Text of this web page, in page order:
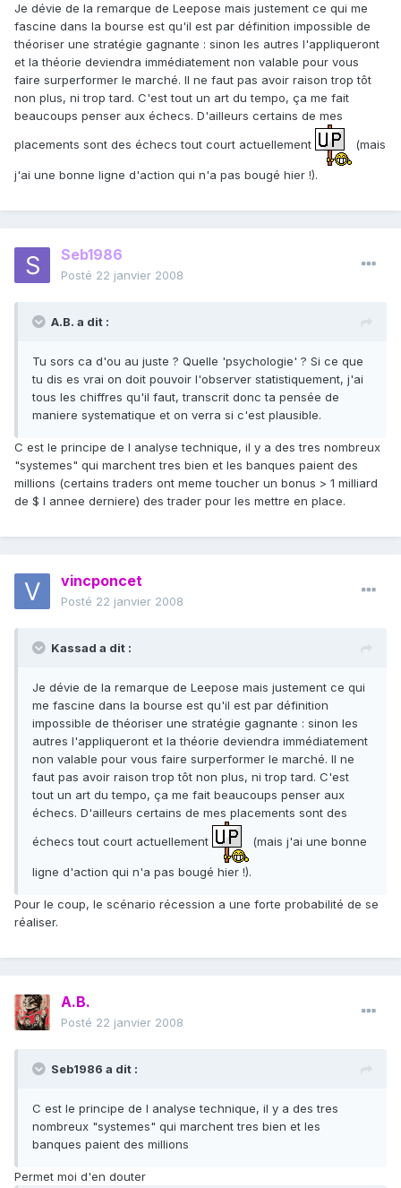
Je dévie de la remarque de Leepose mais justement ce qui me
fascine dans la bourse est qu'il est par définition impossible de
théoriser une stratégie gagnante : sinon les autres l'appliqueront
et la théorie deviendra immédiatement non valable pour vous
faire surperformer le marché. Il ne faut pas avoir raison trop tôt
non plus, ni trop tard. C'est tout un art du tempo, ça me fait
beaucoups penser aux échecs. D'ailleurs certains de mes
placements sont des échecs tout court actuellement
(mais
j'ai une bonne ligne d'action qui n'a pas bougé hier !).
Seb1986
Posté 22 janvier 2008
A.B. a dit :
Tu sors ca d'ou au juste ? Quelle 'psychologie' ? Si ce que
tu dis es vrai on doit pouvoir l'observer statistiquement, j'ai
tous les chiffres qu'il faut, transcrit donc ta pensée de
maniere systematique et on verra si c'est plausible.
C est le principe de l analyse technique, il y a des tres nombreux
"systemes" qui marchent tres bien et les banques paient des
millions (certains traders ont meme toucher un bonus > 1 milliard
de $ l annee derniere) des trader pour les mettre en place.
vincponcet
Posté 22 janvier 2008
Kassad a dit :
Je dévie de la remarque de Leepose mais justement ce qui
me fascine dans la bourse est qu'il est par définition
impossible de théoriser une stratégie gagnante : sinon les
autres l'appliqueront et la théorie deviendra immédiatement
non valable pour vous faire surperformer le marché. Il ne
faut pas avoir raison trop tôt non plus, ni trop tard. C'est
tout un art du tempo, ça me fait beaucoups penser aux
échecs. D'ailleurs certains de mes placements sont des
échecs tout court actuellement
(mais j'ai une bonne
ligne d'action qui n'a pas bougé hier !).
Pour le coup, le scénario récession a une forte probabilité de se
réaliser.
A.B.
Posté 22 janvier 2008
Seb1986 a dit :
C est le principe de l analyse technique, il y a des tres
nombreux "systemes" qui marchent tres bien et les
banques paient des millions
Permet moi d'en douter